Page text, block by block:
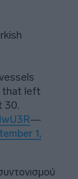
that left
30.
—
1,